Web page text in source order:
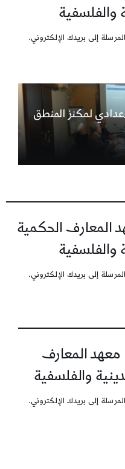
والفلسفية
إلى بريدك الإلكتروني.
لمكنز المنطق
المعارف الحكمية
والفلسفية
إلى بريدك الإلكتروني.
المعارف
والفلسفية
إلى بريدك الإلكتروني.